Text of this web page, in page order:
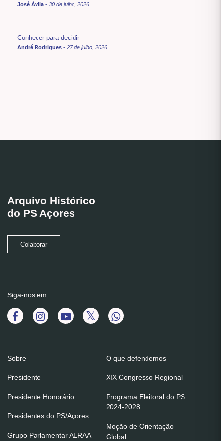
José Ávila - 30 de julho, 2026
Conhecer para decidir
André Rodrigues - 27 de julho, 2026
Arquivo Histórico
do PS Açores
Colaborar
Siga-nos em:
Sobre
Presidente
Presidente Honorário
Presidentes do PS/Açores
Grupo Parlamentar ALRAA
O que defendemos
XIX Congresso Regional
Programa Eleitoral do PS
2024-2028
Moção de Orientação
Global